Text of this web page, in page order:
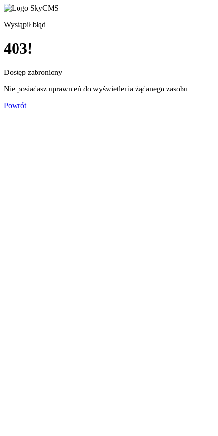
Wystąpił błąd
403!
Dostęp zabroniony
Nie posiadasz uprawnień do wyświetlenia żądanego zasobu.
Powrót